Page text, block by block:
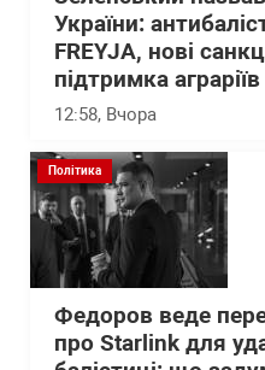
України:
FREYJA, нові
підтримка аграріїв
12:58, Вчора
Політика
Федоров веде
про Starlink для